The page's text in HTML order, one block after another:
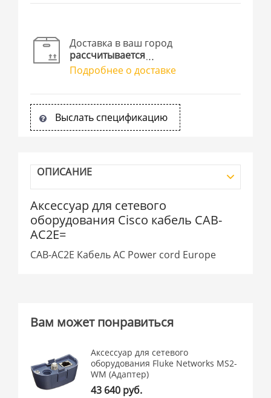
Доставка в ваш город
рассчитывается
Подробнее о доставке
Выслать спецификацию
ОПИСАНИЕ
Аксессуар для сетевого
оборудования Cisco кабель CAB-
AC2E=
CAB-AC2E Кабель AC Power cord Europe
Вам может понравиться
Аксессуар для сетевого
оборудования Fluke Networks MS2-
WM (Адаптер)
43 640 руб.